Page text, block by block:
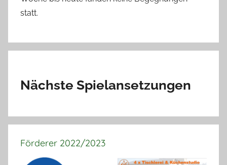
statt.
Nächste Spielansetzungen
Förderer 2022/2023